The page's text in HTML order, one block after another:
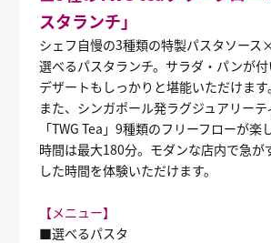
スタランチ」
シェフ自慢の3種類の特製パスタソース
選べるパスタランチ。サラダ・パンが
デザートもしっかりと堪能いただけます。
また、シンガポール発ラグジュアリーテ
「TWG Tea」9種類のフリーフローが楽
時間は最大180分。モダンな店内で急が
した時間を体験いただけます。
【メニュー】
■選べるパスタ